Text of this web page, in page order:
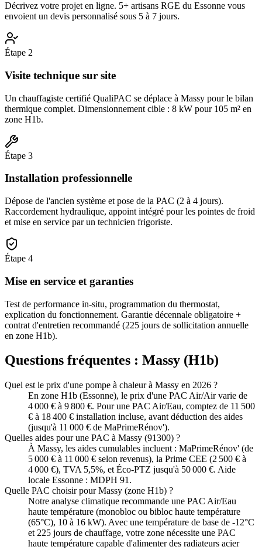
Décrivez votre projet en ligne. 5+ artisans RGE du Essonne vous
envoient un devis personnalisé sous 5 à 7 jours.
Étape 2
Visite technique sur site
Un chauffagiste certifié QualiPAC se déplace à Massy pour le bilan
thermique complet. Dimensionnement cible : 8 kW pour 105 m² en
zone H1b.
Étape 3
Installation professionnelle
Dépose de l'ancien système et pose de la PAC (2 à 4 jours).
Raccordement hydraulique, appoint intégré pour les pointes de froid
et mise en service par un technicien frigoriste.
Étape 4
Mise en service et garanties
Test de performance in-situ, programmation du thermostat,
explication du fonctionnement. Garantie décennale obligatoire +
contrat d'entretien recommandé (225 jours de sollicitation annuelle
en zone H1b).
Questions fréquentes : Massy (H1b)
Quel est le prix d'une pompe à chaleur à Massy en 2026 ?
En zone H1b (Essonne), le prix d'une PAC Air/Air varie de
4 000 € à 9 800 €. Pour une PAC Air/Eau, comptez de 11 500
€ à 18 400 € installation incluse, avant déduction des aides
(jusqu'à 11 000 € de MaPrimeRénov').
Quelles aides pour une PAC à Massy (91300) ?
À Massy, les aides cumulables incluent : MaPrimeRénov' (de
5 000 € à 11 000 € selon revenus), la Prime CEE (2 500 € à
4 000 €), TVA 5,5%, et Éco-PTZ jusqu'à 50 000 €. Aide
locale Essonne : MDPH 91.
Quelle PAC choisir pour Massy (zone H1b) ?
Notre analyse climatique recommande une PAC Air/Eau
haute température (monobloc ou bibloc haute température
(65°C), 10 à 16 kW). Avec une température de base de -12°C
et 225 jours de chauffage, votre zone nécessite une PAC
haute température capable d'alimenter des radiateurs acier